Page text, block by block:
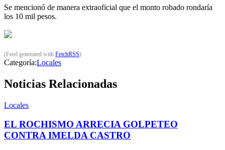
Se mencionó de manera extraoficial que el monto robado rondaría
los 10 mil pesos.
(Feed generated with FetchRSS)
Categoría:Locales
Noticias Relacionadas
Locales
EL ROCHISMO ARRECIA GOLPETEO
CONTRA IMELDA CASTRO